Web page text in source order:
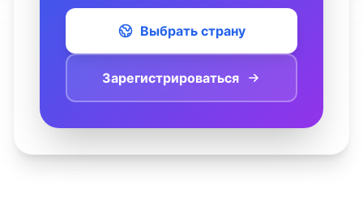
Выбрать страну
Зарегистрироваться